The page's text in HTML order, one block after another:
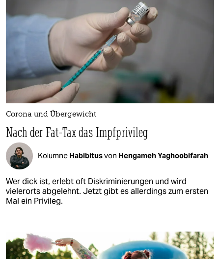
Corona und Übergewicht
Nach der Fat-Tax das Impfprivileg
Kolumne Habibitusvon Hengameh Yaghoobifarah
Wer dick ist, erlebt oft Diskriminierungen und wird
vielerorts abgelehnt. Jetzt gibt es allerdings zum ersten
Mal ein Privileg.